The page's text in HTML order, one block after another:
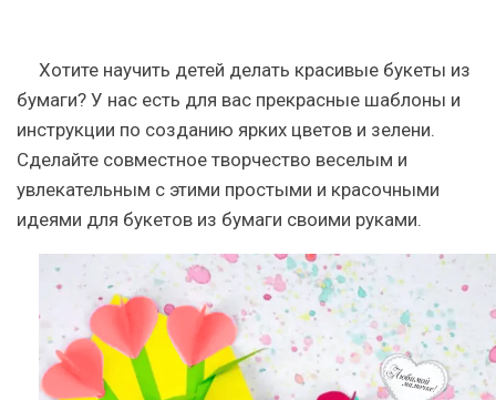
Хотите научить детей делать красивые букеты из
бумаги? У нас есть для вас прекрасные шаблоны и
инструкции по созданию ярких цветов и зелени.
Сделайте совместное творчество веселым и
увлекательным с этими простыми и красочными
идеями для букетов из бумаги своими руками.